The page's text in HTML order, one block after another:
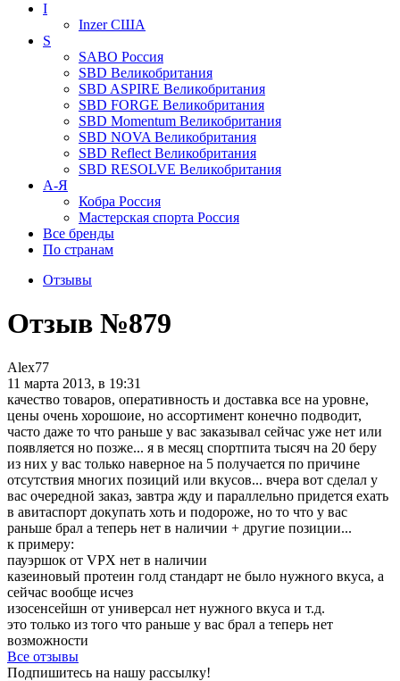
I
InzerСША
S
SABO Россия
SBD Великобритания
SBD ASPIRE Великобритания
SBD FORGE Великобритания
SBD Momentum Великобритания
SBD NOVA Великобритания
SBD Reflect Великобритания
SBD RESOLVE Великобритания
А-Я
Кобра Россия
Мастерская спорта Россия
Все бренды
По странам
Отзывы
Отзыв №879
Alex77
11 марта 2013, в 19:31
качество товаров, оперативность и доставка все на уровне,
цены очень хорошоие, но ассортимент конечно подводит,
часто даже то что раньше у вас заказывал сейчас уже нет или
появляется но позже... я в месяц спортпита тысяч на 20 беру
из них у вас только наверное на 5 получается по причине
отсутствия многих позиций или вкусов... вчера вот сделал у
вас очередной заказ, завтра жду и параллельно придется ехать
в авитаспорт докупать хоть и подороже, но то что у вас
раньше брал а теперь нет в наличии + другие позиции...
к примеру:
пауэршок от VPX нет в наличии
казеиновый протеин голд стандарт не было нужного вкуса, а
сейчас вообще исчез
изосенсейшн от универсал нет нужного вкуса и т.д.
это только из того что раньше у вас брал а теперь нет
возможности
Все отзывы
Подпишитесь на нашу рассылку!